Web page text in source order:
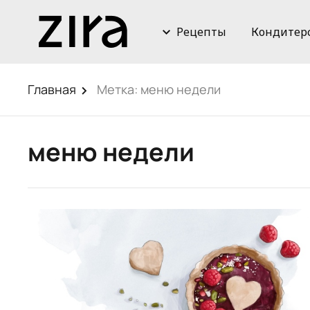
Рецепты
Главная Метка: меню недели
меню недели